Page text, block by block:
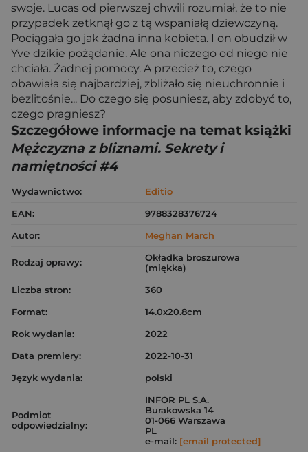
swoje. Lucas od pierwszej chwili rozumiał, że to nie
przypadek zetknął go z tą wspaniałą dziewczyną.
Pociągała go jak żadna inna kobieta. I on obudził w
Yve dzikie pożądanie. Ale ona niczego od niego nie
chciała. Żadnej pomocy. A przecież to, czego
obawiała się najbardziej, zbliżało się nieuchronnie i
bezlitośnie... Do czego się posuniesz, aby zdobyć to,
czego pragniesz?
Szczegółowe informacje na temat książki
Mężczyzna z bliznami. Sekrety i
namiętności #4
Wydawnictwo:
Editio
EAN:
9788328376724
Autor:
Meghan March
Rodzaj oprawy:
Okładka broszurowa
(miękka)
Liczba stron:
360
Format:
14.0x20.8cm
Rok wydania:
2022
Data premiery:
2022-10-31
Język wydania:
polski
Podmiot
odpowiedzialny:
INFOR PL S.A.
Burakowska 14
01-066 Warszawa
PL
e-mail: [email protected]